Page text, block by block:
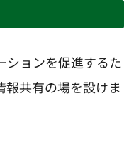
ションを促進するた
報共有の場を設けま